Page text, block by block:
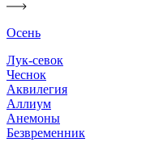
Осень
Лук-севок
Чеснок
Аквилегия
Аллиум
Анемоны
Безвременник